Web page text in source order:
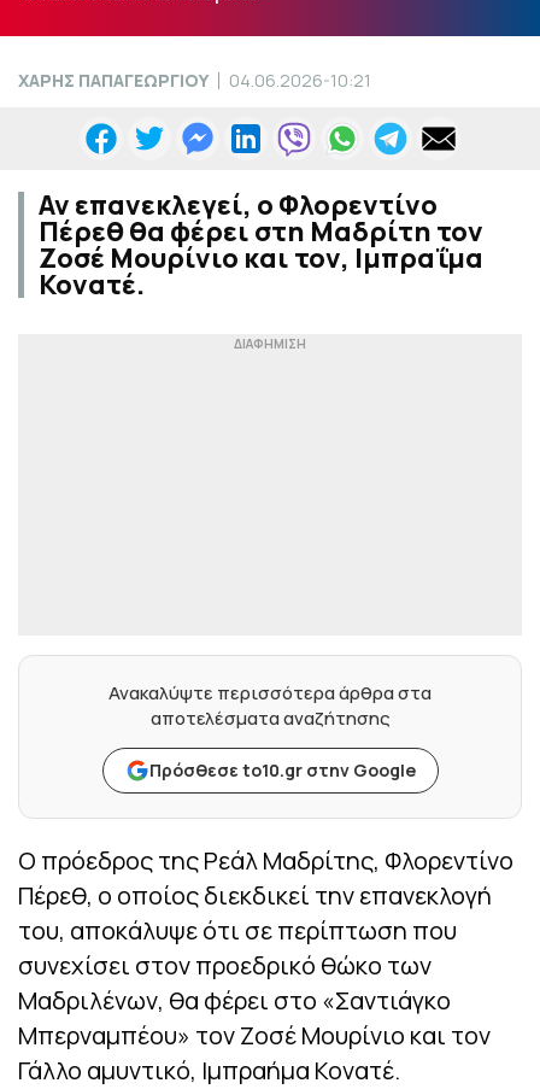
ΧΑΡΗΣ ΠΑΠΑΓΕΩΡΓΙΟΥ 04.06.2026-10:21
Αν επανεκλεγεί, ο Φλορεντίνο
Πέρεθ θα φέρει στη Μαδρίτη τον
Ζοσέ Μουρίνιο και τον, Ιμπραΐμα
Κονατέ.
Ανακαλύψτε περισσότερα άρθρα στα
αποτελέσματα αναζήτησης
Πρόσθεσε to10.gr στην Google
Ο πρόεδρος της Ρεάλ Μαδρίτης, Φλορεντίνο
Πέρεθ, ο οποίος διεκδικεί την επανεκλογή
του, αποκάλυψε ότι σε περίπτωση που
συνεχίσει στον προεδρικό θώκο των
Μαδριλένων, θα φέρει στο «Σαντιάγκο
Μπερναμπέου» τον Ζοσέ Μουρίνιο και τον
Γάλλο αμυντικό, Ιμπραήμα Κονατέ.